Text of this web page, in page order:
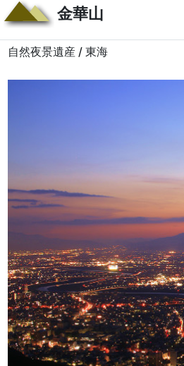
金華山
自然夜景遺産 / 東海